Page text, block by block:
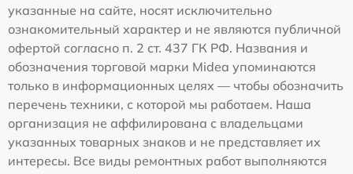
указанные на сайте, носят исключительно
ознакомительный характер и не являются публичной
офертой согласно п. 2 ст. 437 ГК РФ. Названия и
обозначения торговой марки Midea упоминаются
только в информационных целях — чтобы обозначить
перечень техники, с которой мы работаем. Наша
организация не аффилирована с владельцами
указанных товарных знаков и не представляет их
интересы. Все виды ремонтных работ выполняются